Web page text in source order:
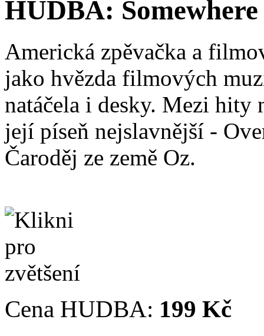
HUDBA:
Americká zpěvačka a
jako hvězda filmových
natáčela i desky. Mezi hity
její píseň nejslavnější -
Čaroděj ze země Oz.
Cena HUDBA: 199 Kč